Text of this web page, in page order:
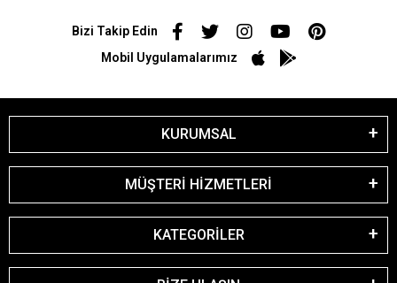
Bizi Takip Edin
Mobil Uygulamalarımız
KURUMSAL
MÜŞTERİ HİZMETLERİ
KATEGORİLER